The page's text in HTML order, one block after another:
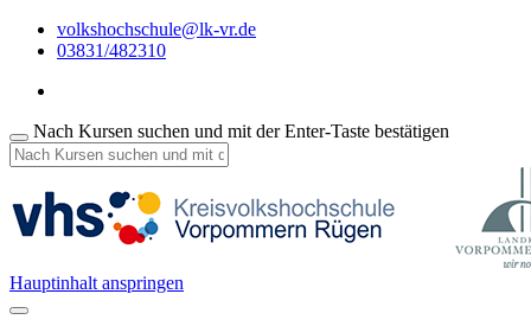
volkshochschule@lk-vr.de
03831/482310
Nach Kursen suchen und mit der Enter-Taste bestätigen
Hauptinhalt anspringen